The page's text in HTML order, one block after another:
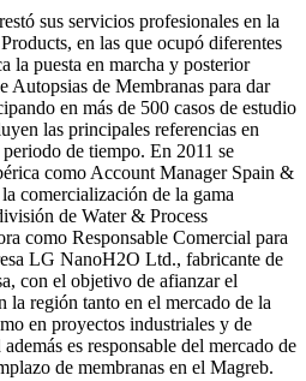
sus servicios profesionales en la
en las que ocupó diferentes
la puesta en marcha y posterior
Autopsias de Membranas para dar
en más de 500 casos de estudio
las principales referencias en
de tiempo. En 2011 se
como Account Manager Spain &
comercialización de la gama
de Water & Process
como Responsable Comercial para
LG NanoH2O Ltd., fabricante de
con el objetivo de afianzar el
la región tanto en el mercado de la
en proyectos industriales y de
es responsable del mercado de
de membranas en el Magreb.